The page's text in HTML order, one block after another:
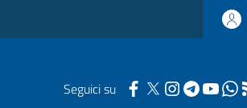
Seguici su